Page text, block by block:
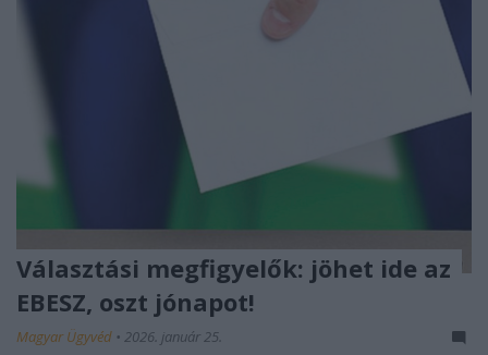
Választási megfigyelők: jöhet ide az
EBESZ, oszt jónapot!
Magyar Ügyvéd • 2026. január 25.